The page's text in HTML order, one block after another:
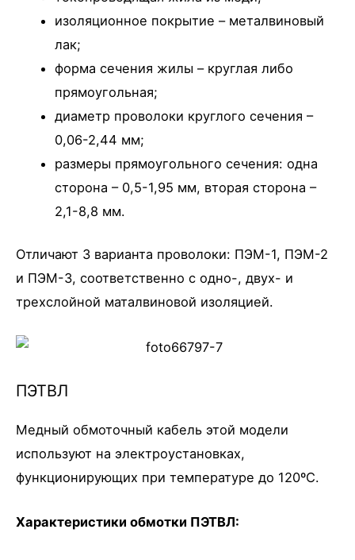
изоляционное покрытие – металвиновый
лак;
форма сечения жилы – круглая либо
прямоугольная;
диаметр проволоки круглого сечения –
0,06-2,44 мм;
размеры прямоугольного сечения: одна
сторона – 0,5-1,95 мм, вторая сторона –
2,1-8,8 мм.
Отличают 3 варианта проволоки: ПЭМ-1, ПЭМ-2
и ПЭМ-3, соответственно с одно-, двух- и
трехслойной маталвиновой изоляцией.
ПЭТВЛ
Медный обмоточный кабель этой модели
используют на электроустановках,
функционирующих при температуре до 120ºС.
Характеристики обмотки ПЭТВЛ: